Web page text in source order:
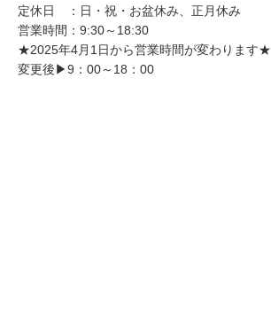
定休日 ：日・祝・お盆休み、正月休み
営業時間：9:30～18:30
★2025年4月1日から営業時間が変わります★
変更後▶9：00～18：00